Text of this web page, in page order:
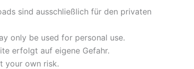
sind ausschließlich für den privaten
only be used for personal use.
erfolgt auf eigene Gefahr.
your own risk.